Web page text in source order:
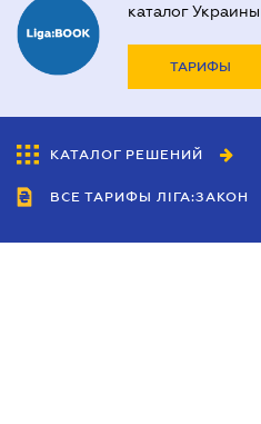
каталог Украины
ТАРИФЫ
КАТАЛОГ РЕШЕНИЙ
ВСЕ ТАРИФЫ ЛІГА:ЗАКОН